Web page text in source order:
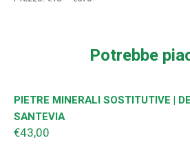
Potrebbe
PIETRE MINERALI SOSTITUTIVE |
SANTEVIA
€43,00